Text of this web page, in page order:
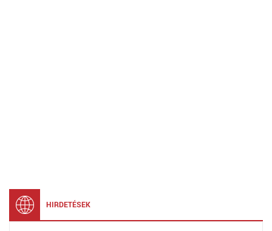
HIRDETÉSEK